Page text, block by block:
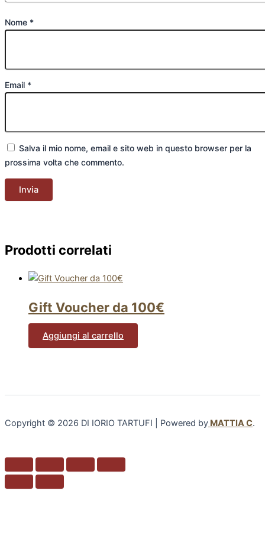
Nome *
Email *
Salva il mio nome, email e sito web in questo browser per la
prossima volta che commento.
Prodotti correlati
Gift Voucher da 100€
Aggiungi al carrello
Copyright © 2026 DI IORIO TARTUFI | Powered by MATTIA C.